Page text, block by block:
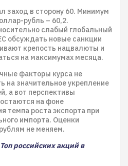
заход в сторону 60. Минимум
рубль – 60,2.
слабый глобальный
обсуждать новые санкции
крепость нацвалюты и
на максимумах месяца.
факторы курса не
на значительное укрепление
а вот перспективы
на фоне
темпа роста экспорта при
импорта. Оценки
не меняем.
российских акций в